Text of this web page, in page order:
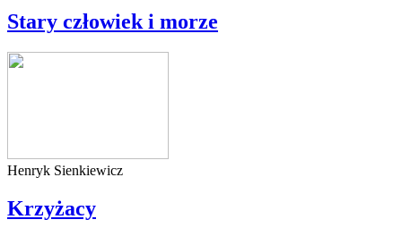
Stary człowiek i morze
Henryk Sienkiewicz
Krzyżacy